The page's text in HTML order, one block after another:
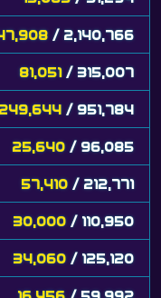
/ 2,140,766
81,051 / 315,007
249,644 / 951,784
25,640 / 96,085
57,410 / 212,771
30,000 / 110,950
34,060 / 125,120
16,456 / 59,992